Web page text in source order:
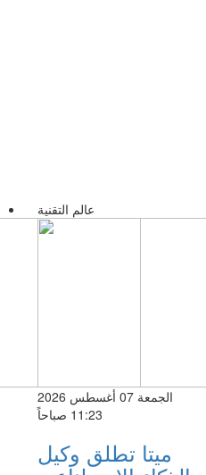
عالم التقنية
الجمعة 07 أغسطس 2026
11:23 صباحاً
ميتا تطلق وكيل